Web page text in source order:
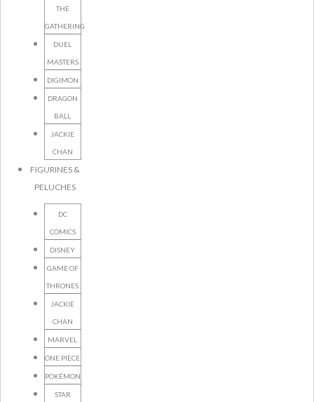
THE
GATHERING
DUEL
MASTERS
DIGIMON
DRAGON
BALL
JACKIE
CHAN
FIGURINES &
PELUCHES
DC
COMICS
DISNEY
GAME OF
THRONES
JACKIE
CHAN
MARVEL
ONE PIECE
POKÉMON
STAR